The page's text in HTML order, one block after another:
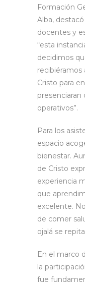
Formación
Alba,
docentes y
“esta
decidimos
recibiéramos
Cristo para
presenciaran
operativos”.
Para los
espacio
bienestar.
de Cristo
experiencia
que
excelente.
de comer
ojalá se
En el marco
la
fue